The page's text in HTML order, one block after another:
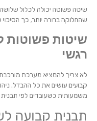
שיטה פשוטה יכולה לכלול
שהחלוקה ברורה יותר, כך הסיכוי
שיטות פשוטות
רגשי
לא צריך להמציא מערכת
קבועים עושים את כל ההבדל.
משמעותית כשעובדים לפי
תבנית קבועה